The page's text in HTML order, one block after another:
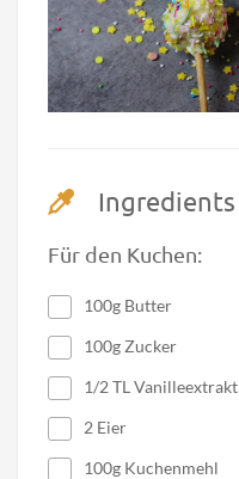
Ingredients
Für den Kuchen:
100g Butter
100g Zucker
1/2 TL Vanilleextrakt
2 Eier
100g Kuchenmehl